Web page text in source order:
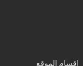
اقسام الموقع